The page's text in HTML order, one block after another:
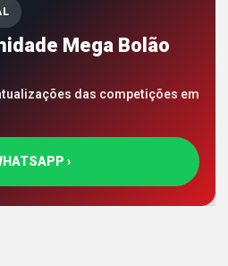
Mega Bolão
das competições em
›